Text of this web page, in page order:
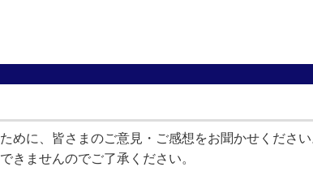
めに、皆さまのご意見・ご感想をお聞かせくださ
きませんのでご了承ください。